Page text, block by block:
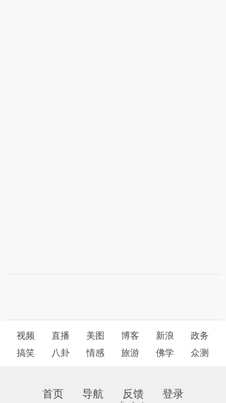
视频 直播 美图 博客 新浪
政务
搞笑
八卦 情感 旅游 佛学 众测
首页 导航 反馈 登录